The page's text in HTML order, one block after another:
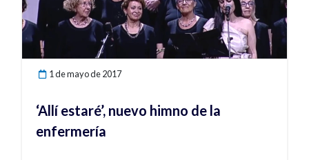
la RAM https://www.youtube.com/watch?v=q-
DWS_B12do en el Día Europeo de Sensibilización
sobre los Antibióticos. Descargar el informe
1 de mayo de 2017
‘Allí estaré’, nuevo himno de la
enfermería